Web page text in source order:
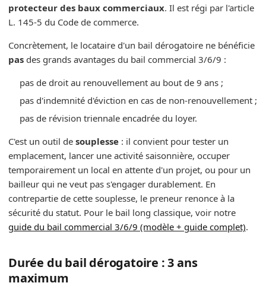
protecteur des baux commerciaux. Il est régi par l'article
L. 145-5 du Code de commerce.
Concrètement, le locataire d'un bail dérogatoire ne bénéficie
pas des grands avantages du bail commercial 3/6/9 :
pas de droit au renouvellement au bout de 9 ans ;
pas d'indemnité d'éviction en cas de non-renouvellement ;
pas de révision triennale encadrée du loyer.
C'est un outil de souplesse : il convient pour tester un
emplacement, lancer une activité saisonnière, occuper
temporairement un local en attente d'un projet, ou pour un
bailleur qui ne veut pas s'engager durablement. En
contrepartie de cette souplesse, le preneur renonce à la
sécurité du statut. Pour le bail long classique, voir notre
guide du bail commercial 3/6/9 (modèle + guide complet).
Durée du bail dérogatoire : 3 ans
maximum